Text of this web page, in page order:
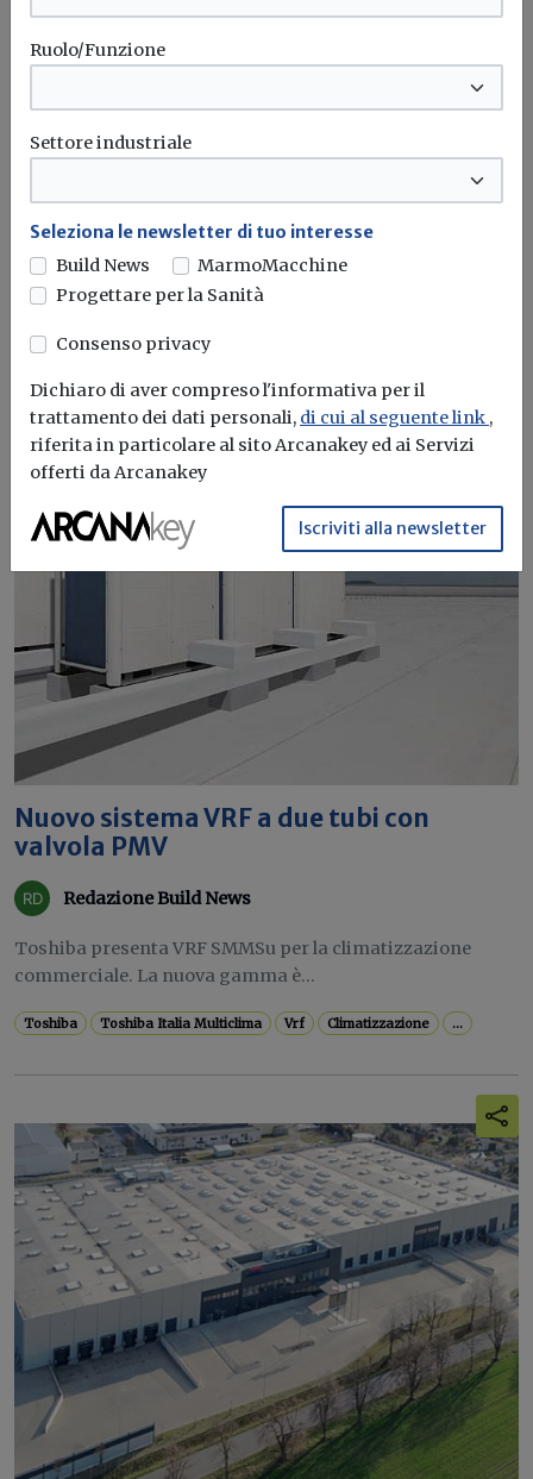
Pompa di calore aria-acqua con
compressore rotativo
Progettata in Giappone e prodotta in Europa, la nuova
pompa ESTIA R32...
Toshiba Pompa calore
Nuovo sistema VRF a due tubi con
valvola PMV
Redazione Build News
Toshiba presenta VRF SMMSu per la climatizzazione
commerciale. La nuova gamma è...
Toshiba Toshiba Italia Multiclima Vrf Climatizzazione ...
Ruolo/Funzione
Settore industriale
Seleziona le newsletter di tuo interesse
Build News
MarmoMacchine
Progettare per la Sanità
Consenso privacy
Dichiaro di aver compreso l'informativa per il
trattamento dei dati personali, di cui al seguente link ,
riferita in particolare al sito Arcanakey ed ai Servizi
offerti da Arcanakey
Iscriviti alla newsletter